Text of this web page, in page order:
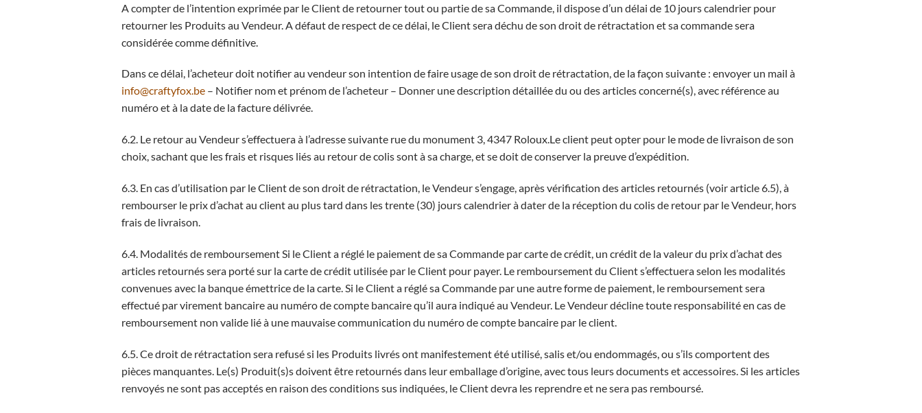
A compter de l’intention exprimée par le Client de retourner tout ou partie de sa Commande, il dispose d’un délai de 10 jours calendrier pour
retourner les Produits au Vendeur. A défaut de respect de ce délai, le Client sera déchu de son droit de rétractation et sa commande sera
considérée comme définitive.
Dans ce délai, l’acheteur doit notifier au vendeur son intention de faire usage de son droit de rétractation, de la façon suivante : envoyer un mail à
info@craftyfox.be – Notifier nom et prénom de l’acheteur – Donner une description détaillée du ou des articles concerné(s), avec référence au
numéro et à la date de la facture délivrée.
6.2. Le retour au Vendeur s’effectuera à l’adresse suivante rue du monument 3, 4347 Roloux.Le client peut opter pour le mode de livraison de son
choix, sachant que les frais et risques liés au retour de colis sont à sa charge, et se doit de conserver la preuve d’expédition.
6.3. En cas d’utilisation par le Client de son droit de rétractation, le Vendeur s’engage, après vérification des articles retournés (voir article 6.5), à
rembourser le prix d’achat au client au plus tard dans les trente (30) jours calendrier à dater de la réception du colis de retour par le Vendeur, hors
frais de livraison.
6.4. Modalités de remboursement Si le Client a réglé le paiement de sa Commande par carte de crédit, un crédit de la valeur du prix d’achat des
articles retournés sera porté sur la carte de crédit utilisée par le Client pour payer. Le remboursement du Client s’effectuera selon les modalités
convenues avec la banque émettrice de la carte. Si le Client a réglé sa Commande par une autre forme de paiement, le remboursement sera
effectué par virement bancaire au numéro de compte bancaire qu’il aura indiqué au Vendeur. Le Vendeur décline toute responsabilité en cas de
remboursement non valide lié à une mauvaise communication du numéro de compte bancaire par le client.
6.5. Ce droit de rétractation sera refusé si les Produits livrés ont manifestement été utilisé, salis et/ou endommagés, ou s’ils comportent des
pièces manquantes. Le(s) Produit(s)s doivent être retournés dans leur emballage d’origine, avec tous leurs documents et accessoires. Si les articles
renvoyés ne sont pas acceptés en raison des conditions sus indiquées, le Client devra les reprendre et ne sera pas remboursé.